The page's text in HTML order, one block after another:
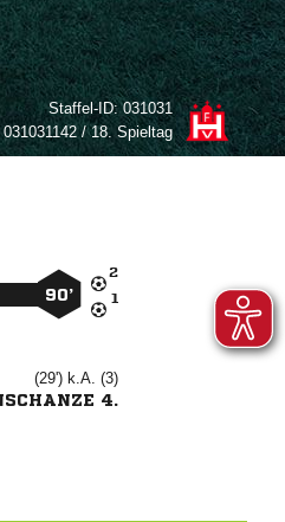
Staffel-ID:031031
031031142 / 18. Spieltag


90’
(29') k.A. (3)
4.